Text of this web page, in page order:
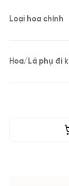
Loại hoa chính
Hoa/Lá phụ đi
Thêm